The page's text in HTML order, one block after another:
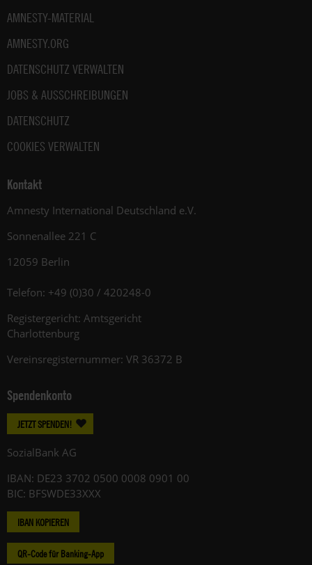
AMNESTY-MATERIAL
AMNESTY.ORG
DATENSCHUTZ VERWALTEN
JOBS & AUSSCHREIBUNGEN
DATENSCHUTZ
COOKIES VERWALTEN
Kontakt
Amnesty International Deutschland e.V.
Sonnenallee 221 C
12059 Berlin
Telefon: +49 (0)30 / 420248-0
Registergericht: Amtsgericht
Charlottenburg
Vereinsregisternummer: VR 36372 B
Spendenkonto
JETZT SPENDEN!
SozialBank AG
IBAN: DE23 3702 0500 0008 0901 00
BIC: BFSWDE33XXX
IBAN KOPIEREN
QR-Code für Banking-App